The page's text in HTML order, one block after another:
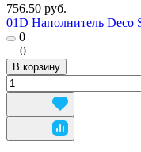
756.50 руб.
01D Наполнитель Deco
0
0
В корзину